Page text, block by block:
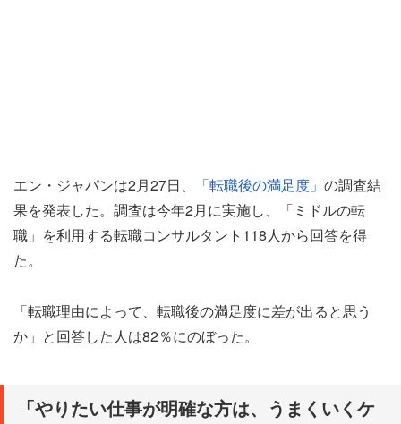
エン・ジャパンは2月27日、 「転職後の満足度」 の調査結
果を発表した。調査は今年2月に実施し、「ミドルの転
職」を利用する転職コンサルタント118人から回答を得
た。
「転職理由によって、転職後の満足度に差が出ると思う
か」と回答した人は82％にのぼった。
「やりたい仕事が明確な方は、うまくいくケ